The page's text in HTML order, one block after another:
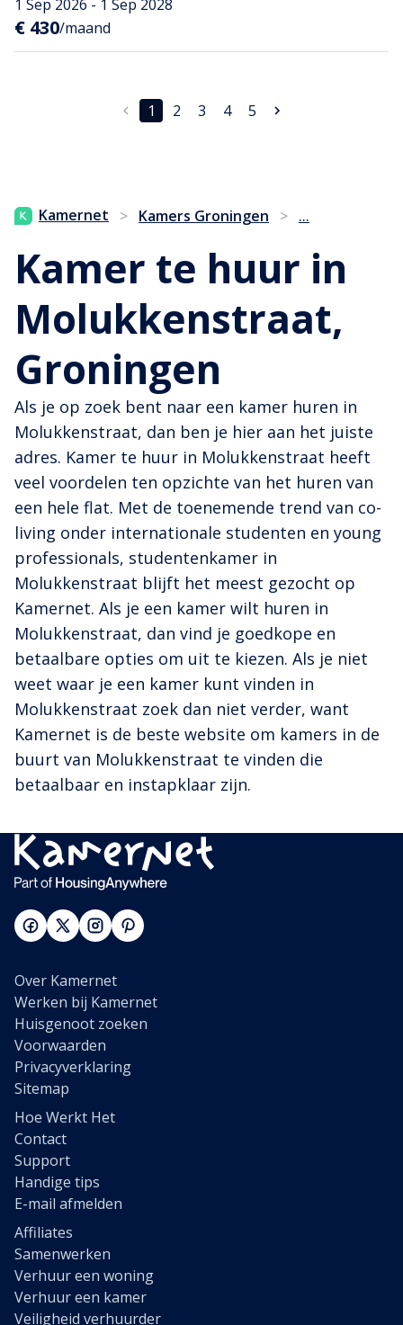
1 Sep 2026 - 1 Sep 2028
€ 430/maand
1 2 3 4 5
Kamernet > Kamers Groningen > ...
Kamer te huur in
Molukkenstraat,
Groningen
Als je op zoek bent naar een kamer huren in
Molukkenstraat, dan ben je hier aan het juiste
adres. Kamer te huur in Molukkenstraat heeft
veel voordelen ten opzichte van het huren van
een hele flat. Met de toenemende trend van co-
living onder internationale studenten en young
professionals, studentenkamer in
Molukkenstraat blijft het meest gezocht op
Kamernet. Als je een kamer wilt huren in
Molukkenstraat, dan vind je goedkope en
betaalbare opties om uit te kiezen. Als je niet
weet waar je een kamer kunt vinden in
Molukkenstraat zoek dan niet verder, want
Kamernet is de beste website om kamers in de
buurt van Molukkenstraat te vinden die
betaalbaar en instapklaar zijn.
Over Kamernet
Werken bij Kamernet
Huisgenoot zoeken
Voorwaarden
Privacyverklaring
Sitemap
Hoe Werkt Het
Contact
Support
Handige tips
E-mail afmelden
Affiliates
Samenwerken
Verhuur een woning
Verhuur een kamer
Veiligheid verhuurder